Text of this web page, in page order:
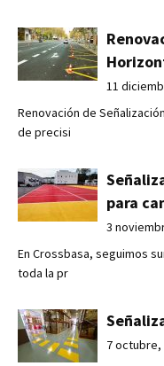
11
Renovación de
de precisi
para
3
En Crossbasa, seguimos
toda la pr
7 octubre,